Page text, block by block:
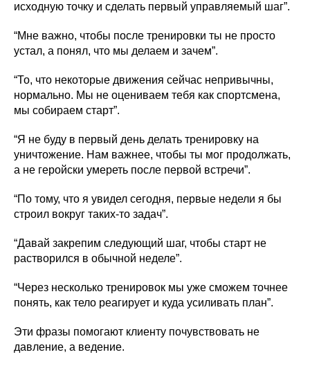
исходную точку и сделать первый управляемый шаг”.
“Мне важно, чтобы после тренировки ты не просто
устал, а понял, что мы делаем и зачем”.
“То, что некоторые движения сейчас непривычны,
нормально. Мы не оцениваем тебя как спортсмена,
мы собираем старт”.
“Я не буду в первый день делать тренировку на
уничтожение. Нам важнее, чтобы ты мог продолжать,
а не геройски умереть после первой встречи”.
“По тому, что я увидел сегодня, первые недели я бы
строил вокруг таких-то задач”.
“Давай закрепим следующий шаг, чтобы старт не
растворился в обычной неделе”.
“Через несколько тренировок мы уже сможем точнее
понять, как тело реагирует и куда усиливать план”.
Эти фразы помогают клиенту почувствовать не
давление, а ведение.